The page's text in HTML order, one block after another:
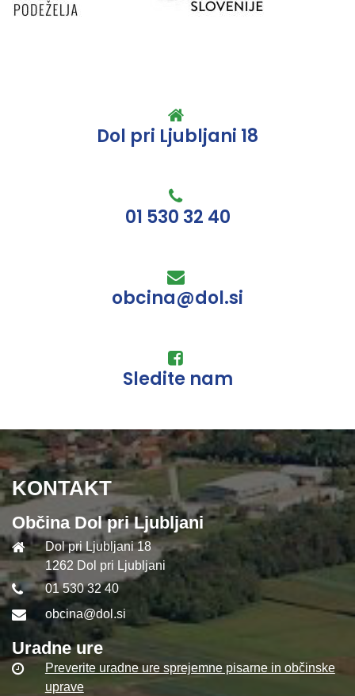
Dol pri Ljubljani 18
01 530 32 40
obcina@dol.si
Sledite nam
KONTAKT
Občina Dol pri Ljubljani
Dol pri Ljubljani 18
1262 Dol pri Ljubljani
01 530 32 40
obcina@dol.si
Uradne ure
Preverite uradne ure sprejemne pisarne in občinske
uprave